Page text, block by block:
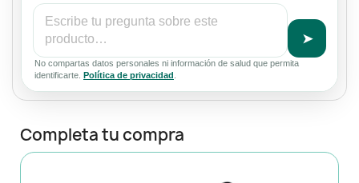
➤
No compartas datos personales ni información de salud que permita
identificarte.
Política de privacidad
Completa tu compra